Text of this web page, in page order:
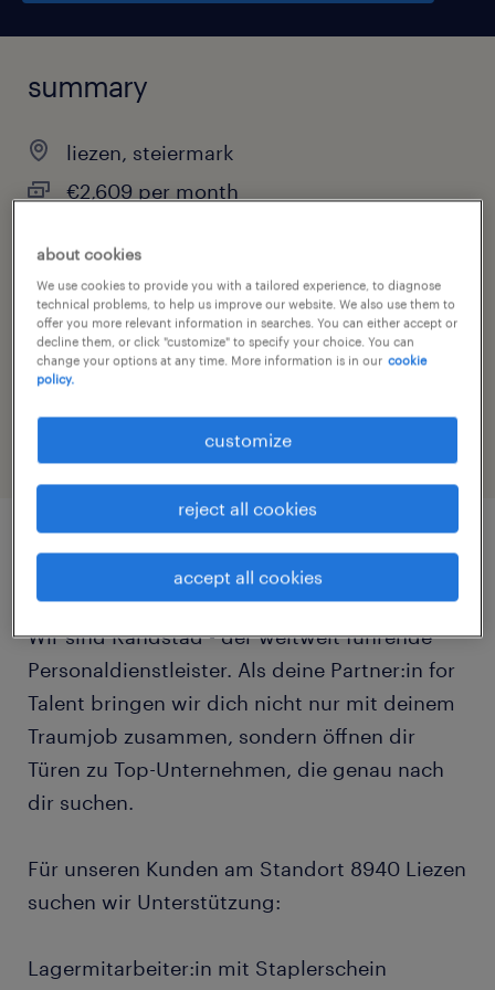
summary
liezen, steiermark
€2,609 per month
job category
Wir sind Randstad - der weltweit führende
Personaldienstleister. Als deine Partner:in for
Talent bringen wir dich nicht nur mit deinem
Traumjob zusammen, sondern öffnen dir
Türen zu Top-Unternehmen, die genau nach
dir suchen.
Für unseren Kunden am Standort 8940 Liezen
suchen wir Unterstützung:
Lagermitarbeiter:in mit Staplerschein
about cookies
We use cookies to provide you with a tailored experience, to diagnose
technical problems, to help us improve our website. We also use them to
offer you more relevant information in searches. You can either accept or
decline them, or click "customize" to specify your choice. You can
change your options at any time. More information is in our cookie
policy.
customize
reject all cookies
accept all cookies